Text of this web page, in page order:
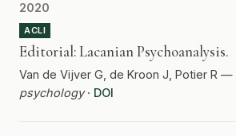
2020
ACLI
Editorial: Lacanian Psychoanalysis.
Van de Vijver G, de Kroon J, Potier R —
psychology· DOI